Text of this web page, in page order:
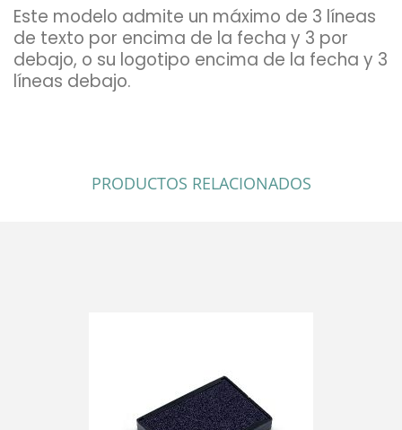
Este modelo admite un máximo de 3 líneas
de texto por encima de la fecha y 3 por
debajo, o su logotipo encima de la fecha y 3
líneas debajo.
PRODUCTOS RELACIONADOS